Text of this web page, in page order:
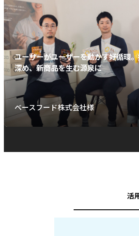
ユーザーがユーザーを動かす好循環
深め、新商品を生む源泉に
ベースフード株式会社様
活